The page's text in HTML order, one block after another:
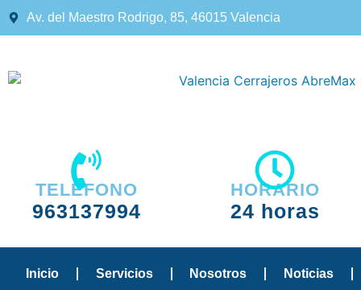
Av. del Maestro Rodrigo, 85, 46015 Valencia
TELÉFONO
963137994
HORARIO
24 horas
Inicio Servicios Nosotros Noticias